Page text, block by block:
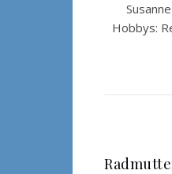
Hobbys: